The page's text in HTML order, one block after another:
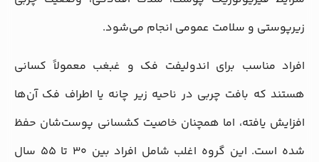
زیرپوستی و سلامت عمومی انجام می‌شود.
افراد مناسب برای اندولیفت فک و غبغب معمولاً کسانی
هستند که بافت چربی در ناحیه زیر چانه یا اطراف فک آن‌ها
افزایش یافته، اما همچنان خاصیت کشسانی پوست‌شان حفظ
شده است. این گروه اغلب شامل افراد بین ۳۰ تا ۵۵ سال